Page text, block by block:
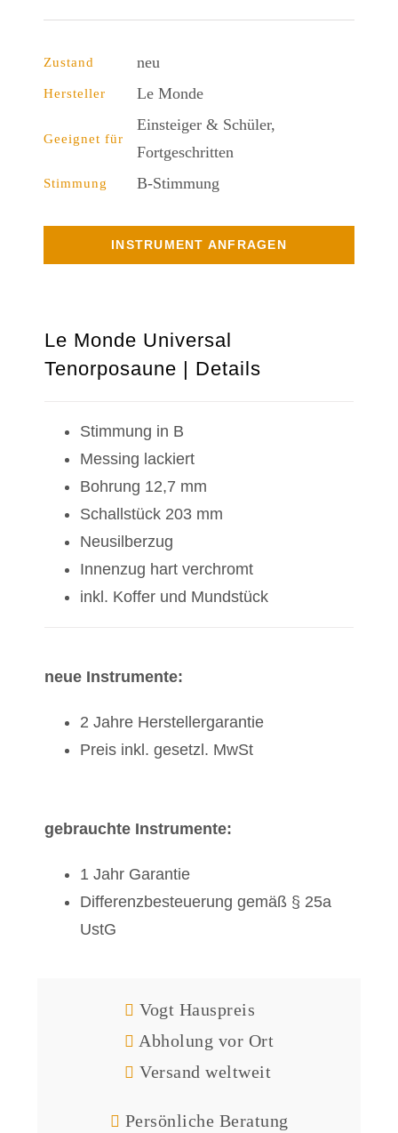
Zustand neu
Hersteller Le Monde
Geeignet für
Einsteiger & Schüler,
Fortgeschritten
Stimmung B-Stimmung
INSTRUMENT ANFRAGEN
Le Monde Universal
Tenorposaune | Details
Stimmung in B
Messing lackiert
Bohrung 12,7 mm
Schallstück 203 mm
Neusilberzug
Innenzug hart verchromt
inkl. Koffer und Mundstück
neue Instrumente:
2 Jahre Herstellergarantie
Preis inkl. gesetzl. MwSt
gebrauchte Instrumente:
1 Jahr Garantie
Differenzbesteuerung gemäß § 25a
UstG
Vogt Hauspreis
Abholung vor Ort
Versand weltweit
Persönliche Beratung